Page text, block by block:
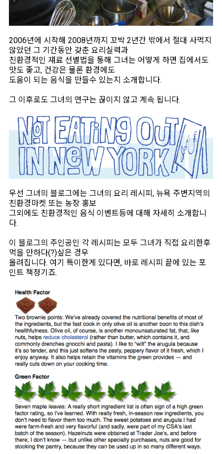
2006년에 시작해 2008년까지 꼬박 2년간 밖에서 절대 사먹지
않았던 그 기간동안 갖춘 요리실력과
친환경적인 쟤료 선별법을 통해 그녀는 어떻게 하면 집에서도
맛도 좋고, 건강은 물론 환경에도
도움이 되는 음식을 만들수 있는지 소개합니다.
그 이후로도 그녀의 연구는 끊이지 않고 계속 됩니다.
우선 그녀의 블로그에는 그녀의 요리 레시피, 뉴욕 주변지역의
친환경마켓 또는 농장 홍보
그외에도 친환경적인 음식 이벤트등에 대해 자세히 소개합니
다.
이 블로그의 주인공인 각 레시피는 모두 그녀가 직접 요리한후
먹을 만하다(?)싶은 경우
올려집니다. 여기 특이한게 있다면, 바로 레시피 끝에 있는 포
인트 책정기죠.